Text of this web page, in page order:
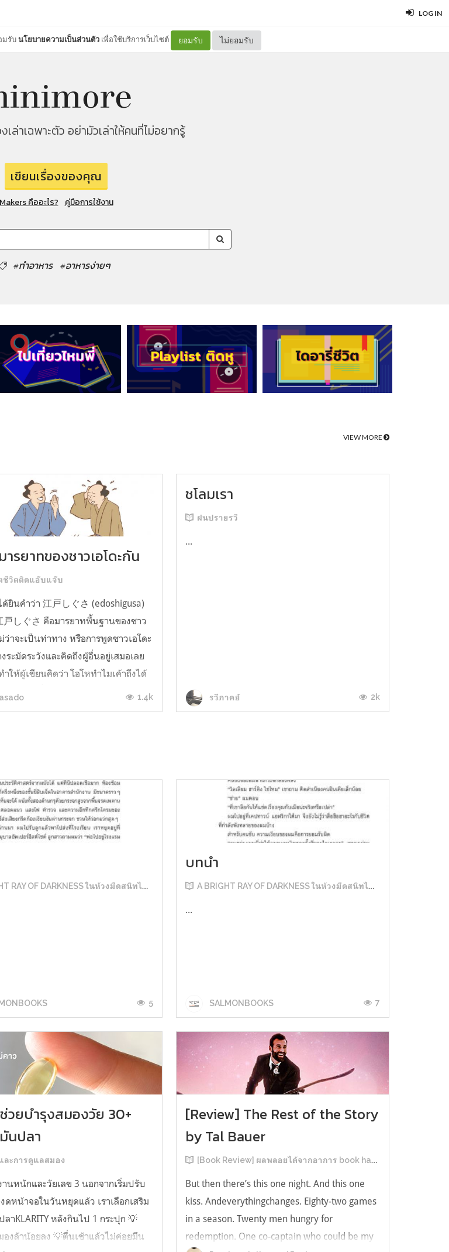
LOG IN
มรับนโยบายความเป็นส่วนตัว เพื่อใช้บริการเว็บไซต์ ยอมรับ ไม่ยอมรับ
เล่าเฉพาะตัว อย่ามัวเล่าให้คนที่ไม่อยากรู้
เขียนเรื่องของคุณ
Makers คืออะไร? คู่มือการใช้งาน
#ทำอาหาร #อาหารง่ายๆ
VIEW MORE
ารยาทของชาวเอโดะกัน
ชีวิตติดแอ๊บแจ๊บ
ยินคำว่า 江戸しぐさ (edoshigusa)
戸しぐさ คือมารยาทพื้นฐานของชาว
ว่าจะเป็นท่าทาง หรือการพูดชาวเอโดะ
ระมัดระวังและคิดถึงผู้อื่นอยู่เสมอเลย
ให้ผู้เขียนคิดว่า โอโหทำไมเค้าถึงได้
ด้ขนาดนี้นะอยากรู้มั้ยคะว่าชาวเอโดะ
าดไหน มาลองอ่านกันได้เ...
1.4k
ชโลมเรา
ฝนปรายรวี
...
รวีภาคย์ 2k
RAY OF DARKNESS ในห้วงมืดสนิทไม่มิดแสง
5
บทนำ
A BRIGHT RAY OF DARKNESS ในห้วงมืดสนิทไม่มิดแสง
...
SALMONBOOKS 7
วยบำรุงสมองวัย 30+
นปลา
ละการดูแลสมอง
นหนักและวัยเลข 3 นอกจากเริ่มปรับ
ดหน้าจอในวันหยุดแล้ว เราเลือกเสริม
าKLARITY หลังกินไป 1 กระปุก 💡
งล้าน้อยลง 💡ตื่นเช้าแล้วไม่ค่อยมึน
[Review] The Rest of the Story
by Tal Bauer
[Book Review] ผลพลอยได้จากอาการ book hangover หลังอ่านสารพัน MM Romance
But then there’s this one night. And this one
kiss. Andeverythingchanges. Eighty-two games
in a season. Twenty men hungry for
redemption. One co-captain who could be my